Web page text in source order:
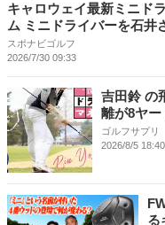
キャロウェイ最新ミニド
ム ミニドライバーを石井
スポナビゴルフ
2026/7/30 09:33
吉田鈴 の
離が8ヤ
ゴルフサプリ
2026/8/5 18:40
る